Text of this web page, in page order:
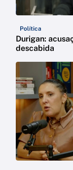
Política
Durigan:
descabida